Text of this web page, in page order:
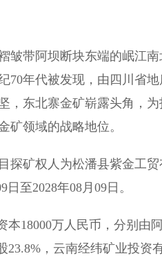
皱带阿坝断块东端的岷江南
70年代被发现，由四川省地
，东北寨金矿崭露头角，为
矿领域的战略地位。
探矿权人为松潘县紫金工贸
至2028年08月09日。
本18000万人民币，分别由阿
23.8%，云南经纬矿业投资